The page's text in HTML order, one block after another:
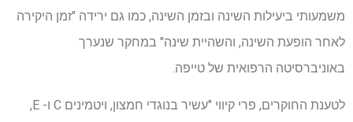
משמעותי ביעילות השינה ובזמן השינה, כמו גם ירידה "זמן היקירה
לאחר הופעת השינה, והשהיית שינה" במחקר שנערך
באוניברסיטה הרפואית של טייפה.
לטענת החוקרים, פרי קיווי "עשיר בנוגדי חמצון, ויטמינים C ו- E,